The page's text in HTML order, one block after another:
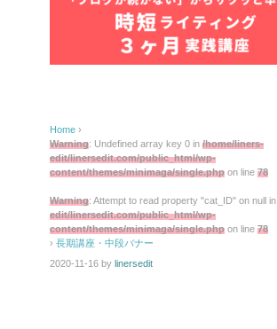
Home ›
Warning: Undefined array key 0 in /home/liners-
edit/linersedit.com/public_html/wp-
content/themes/minimaga/single.php on line 78
Warning: Attempt to read property "cat_ID" on null in
edit/linersedit.com/public_html/wp-
content/themes/minimaga/single.php on line 78
› 長期講座・中段バナー
2020-11-16 by linersedit